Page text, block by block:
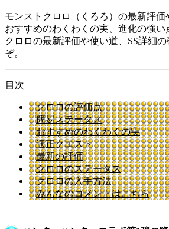
モンストクロロ（くろろ）の最新評価
おすすめのわくわくの実、進化の強い
クロロの最新評価や使い道、SS詳細
ぞ。
目次
クロロの評価点
簡易ステータス
おすすめのわくわくの実
適正クエスト
最新の評価
クロロのステータス
クロロの入手方法
みんなのコメントはこちら